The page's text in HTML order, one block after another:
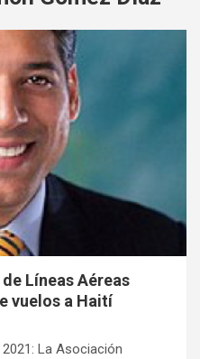
Líneas Aéreas
vuelos a Haití
La Asociación